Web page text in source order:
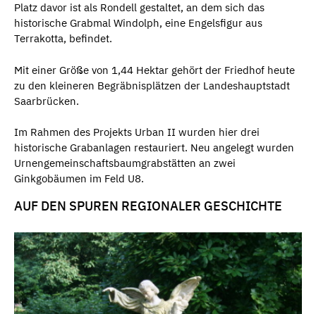
Platz davor ist als Rondell gestaltet, an dem sich das
historische Grabmal Windolph, eine Engelsfigur aus
Terrakotta, befindet.
Mit einer Größe von 1,44 Hektar gehört der Friedhof heute
zu den kleineren Begräbnisplätzen der Landeshauptstadt
Saarbrücken.
Im Rahmen des Projekts Urban II wurden hier drei
historische Grabanlagen restauriert. Neu angelegt wurden
Urnengemeinschaftsbaumgrabstätten an zwei
Ginkgobäumen im Feld U8.
AUF DEN SPUREN REGIONALER GESCHICHTE